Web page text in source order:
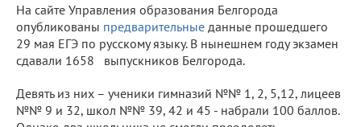
На сайте Управления образования Белгорода
опубликованы предварительные данные прошедшего
29 мая ЕГЭ по русскому языку. В нынешнем году экзамен
сдавали 1658 выпускников Белгорода.
Девять из них – ученики гимназий №№ 1, 2, 5,12, лицеев
№№ 9 и 32, школ №№ 39, 42 и 45 - набрали 100 баллов.